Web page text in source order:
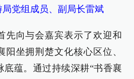
党组成员、副局长雷斌
先向与会嘉宾表示了欢迎和
阳坐拥荆楚文化核心区位、
底蕴。通过持续深耕“书香襄